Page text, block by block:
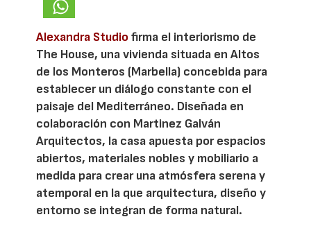
Alexandra Studio firma el interiorismo de
The House, una vivienda situada en Altos
de los Monteros (Marbella) concebida para
establecer un diálogo constante con el
paisaje del Mediterráneo. Diseñada en
colaboración con Martinez Galván
Arquitectos, la casa apuesta por espacios
abiertos, materiales nobles y mobiliario a
medida para crear una atmósfera serena y
atemporal en la que arquitectura, diseño y
entorno se integran de forma natural.